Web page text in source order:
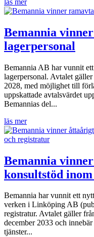
Bemannia
lagerpersonal
Bemannia AB har vunnit
lagerpersonal. Avtalet
2028, med möjlighet till
uppskattade avtalsvärdet
Bemannias del...
läs mer
Bemannia
konsultstöd
Bemannia har vunnit ett
verken i Linköping AB
registratur. Avtalet gäller
december 2033 och
tjänster...